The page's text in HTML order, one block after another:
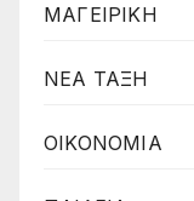
ΜΑΓΕΙΡΙΚΗ
ΝΕΑ ΤΑΞΗ
ΟΙΚΟΝΟΜΙΑ